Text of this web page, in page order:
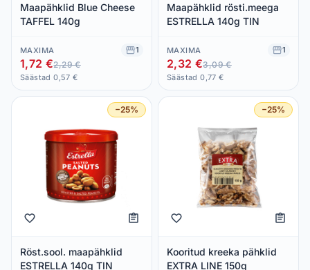
Maapähklid Blue Cheese
TAFFEL 140g
MAXIMA 1
1,72 €2,29 €
Säästad 0,57 €
Maapähklid rösti.meega
ESTRELLA 140g TIN
MAXIMA 1
2,32 €3,09 €
Säästad 0,77 €
−25%
Röst.sool. maapähklid
ESTRELLA 140g TIN
−25%
Kooritud kreeka pähklid
EXTRA LINE 150g